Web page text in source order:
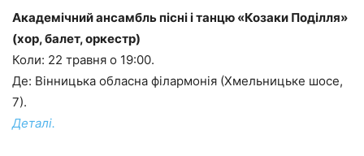
Академічний ансамбль пісні і танцю «Козаки Поділля»
(хор, балет, оркестр)
Коли: 22 травня о 19:00.
Де: Вінницька обласна філармонія (Хмельницьке шосе,
7).
Деталі.